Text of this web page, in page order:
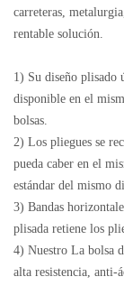
carreteras,
rentable solución.
1) Su diseño plisado
disponible en el
bolsas.
2) Los pliegues se
pueda caber en el
estándar del mismo
3) Bandas
plisada retiene los
4) Nuestro La bolsa
alta resistencia, anti-